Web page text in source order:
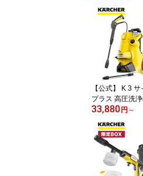
パクト収納 簡
属品充実 ハイパ
ズル 洗車 泥 花
果 黄砂 (50/
920.0 ケルヒャ
【公式】 K 3 サ
プラス 高圧洗
フル 静音機能 高
パワーなノズ
伸縮ハンドル
除去効果 黄砂
0Hz 1.603-
01.0 ケルヒャ
33,880 円 ～